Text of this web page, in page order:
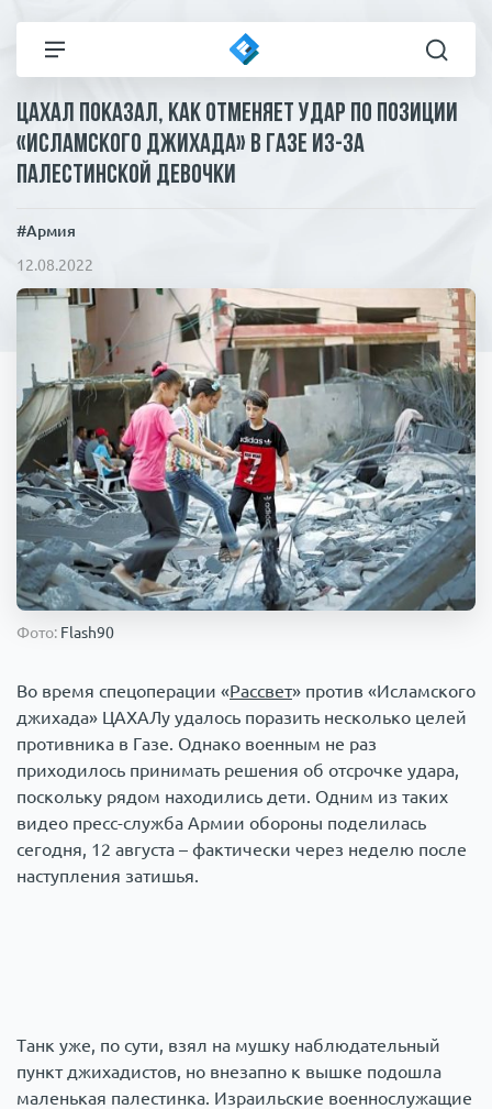
Все новости
Политика
Экономика
Общество
Коронавирус
Происшествия
Армия
Технологии
Пресса
Статьи
ЧП И КРИМИНАЛ
1000 мелочей
ЦАХАЛ показал, как отменяет удар по позиции
«Исламского джихада» в Газе из-за
палестинской девочки
#Армия
12.08.2022
Фото: Flash90
Во время спецоперации «Рассвет» против «Исламского
джихада» ЦАХАЛу удалось поразить несколько целей
противника в Газе. Однако военным не раз
приходилось принимать решения об отсрочке удара,
поскольку рядом находились дети. Одним из таких
видео пресс-служба Армии обороны поделилась
сегодня, 12 августа – фактически через неделю после
наступления затишья.
Танк уже, по сути, взял на мушку наблюдательный
пункт джихадистов, но внезапно к вышке подошла
маленькая палестинка. Израильские военнослужащие